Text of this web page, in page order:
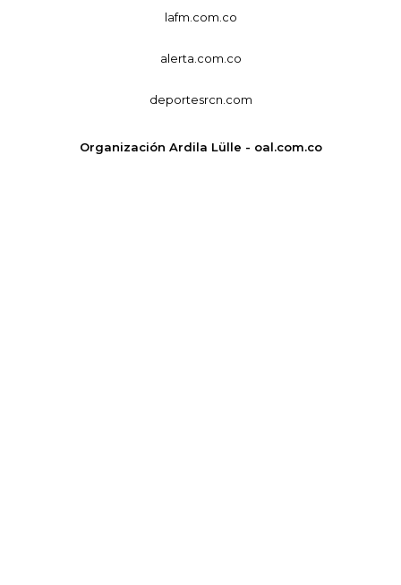
lafm.com.co
alerta.com.co
deportesrcn.com
Organización Ardila Lülle - oal.com.co